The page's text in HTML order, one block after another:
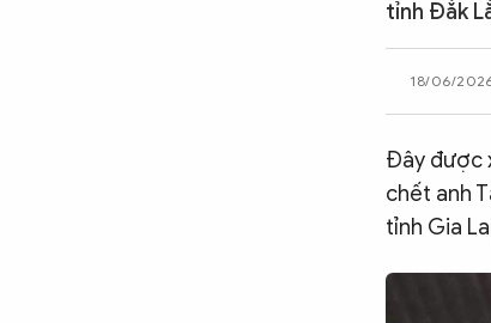
tỉnh Đắk
18/06/
Đây được
chết anh
tỉnh Gia